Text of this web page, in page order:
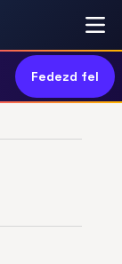
Fedezd fel